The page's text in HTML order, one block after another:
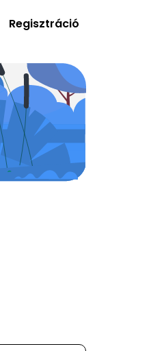
Regisztráció